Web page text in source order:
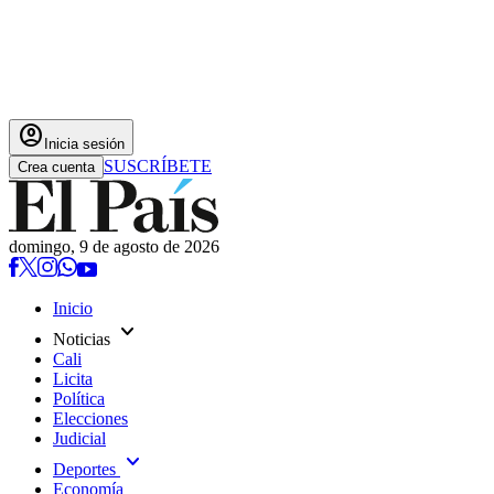
account_circle Inicia sesión
Crea cuenta SUSCRÍBETE
domingo, 9 de agosto de 2026
Inicio
Noticias expand_more
Cali
Licita
Política
Elecciones
Judicial
Deportes expand_more
Economía